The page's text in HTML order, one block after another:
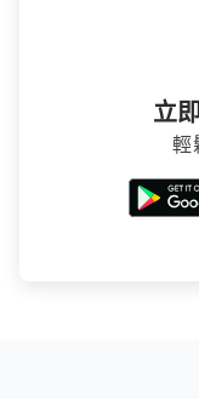
立
輕